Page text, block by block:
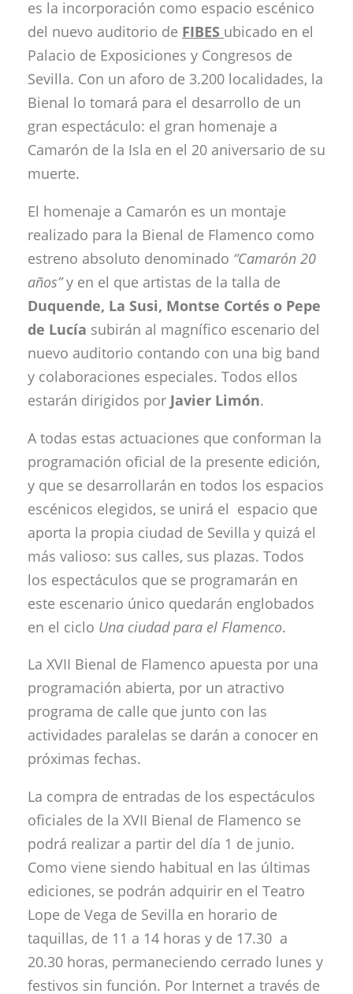
es la incorporación como espacio escénico
del nuevo auditorio de FIBES ubicado en el
Palacio de Exposiciones y Congresos de
Sevilla. Con un aforo de 3.200 localidades, la
Bienal lo tomará para el desarrollo de un
gran espectáculo: el gran homenaje a
Camarón de la Isla en el 20 aniversario de su
muerte.
El homenaje a Camarón es un montaje
realizado para la Bienal de Flamenco como
estreno absoluto denominado “Camarón 20
años” y en el que artistas de la talla de
Duquende, La Susi, Montse Cortés o Pepe
de Lucía subirán al magnífico escenario del
nuevo auditorio contando con una big band
y colaboraciones especiales. Todos ellos
estarán dirigidos por Javier Limón.
A todas estas actuaciones que conforman la
programación oficial de la presente edición,
y que se desarrollarán en todos los espacios
escénicos elegidos, se unirá el espacio que
aporta la propia ciudad de Sevilla y quizá el
más valioso: sus calles, sus plazas. Todos
los espectáculos que se programarán en
este escenario único quedarán englobados
en el ciclo Una ciudad para el Flamenco.
La XVII Bienal de Flamenco apuesta por una
programación abierta, por un atractivo
programa de calle que junto con las
actividades paralelas se darán a conocer en
próximas fechas.
La compra de entradas de los espectáculos
oficiales de la XVII Bienal de Flamenco se
podrá realizar a partir del día 1 de junio.
Como viene siendo habitual en las últimas
ediciones, se podrán adquirir en el Teatro
Lope de Vega de Sevilla en horario de
taquillas, de 11 a 14 horas y de 17.30 a
20.30 horas, permaneciendo cerrado lunes y
festivos sin función. Por Internet a través de